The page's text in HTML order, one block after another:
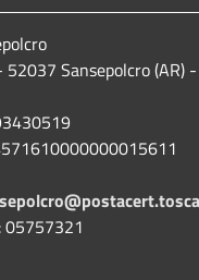
Sansepolcro (AR)
05757321